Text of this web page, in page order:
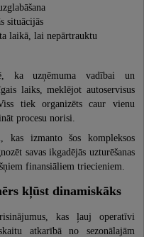
situācijās
laikā, lai nepārtrauktu
ka uzņēmuma vadībai un
laiks, meklējot autoservisus
tiek organizēts caur vienu
procesu norisi.
kas izmanto šos kompleksos
savas ikgadējās uzturēšanas
finansiāliem triecieniem.
kļūst dinamiskāks
kas ļauj operatīvi
atkarībā no sezonālajām